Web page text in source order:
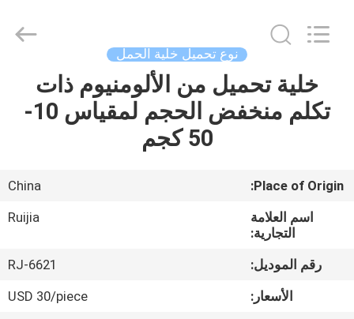
أشرطة
فيديو
معلومات
Instruments
نوع تحميل خلية الحمل
خلية تحميل من الألومنيوم ذات
تكلم منخفض الحجم لمقياس 10-
50 كجم
Place of Origin:
China
اسم العلامة
التجارية:
Ruijia
رقم الموديل:
RJ-6621
الأسعار:
USD 30/piece